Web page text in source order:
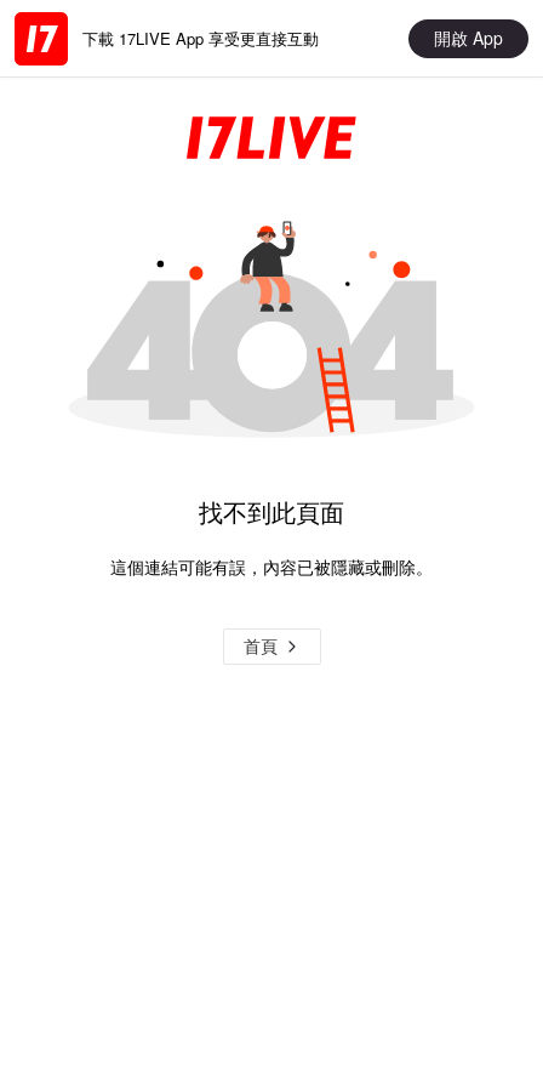
下載 17LIVE App 享受更直接互動 開啟 App
找不到此頁面
這個連結可能有誤，內容已被隱藏或刪除。
首頁